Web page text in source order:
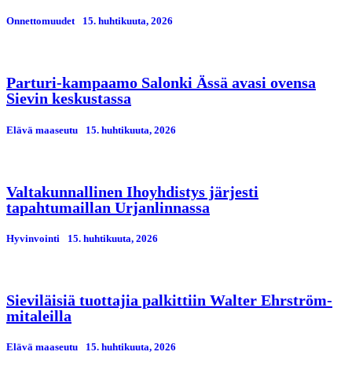
Onnettomuudet 15. huhtikuuta, 2026
Parturi-kampaamo Salonki Ässä avasi ovensa
Sievin keskustassa
Elävä maaseutu 15. huhtikuuta, 2026
Valtakunnallinen Ihoyhdistys järjesti
tapahtumaillan Urjanlinnassa
Hyvinvointi 15. huhtikuuta, 2026
Sieviläisiä tuottajia palkittiin Walter Ehrström-
mitaleilla
Elävä maaseutu 15. huhtikuuta, 2026